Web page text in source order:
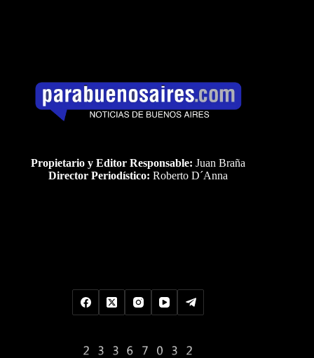
Propietario y Editor Responsable: Juan Braña
Director Periodístico: Roberto D´Anna